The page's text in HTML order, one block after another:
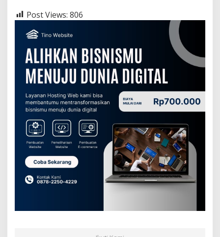
Post Views: 806